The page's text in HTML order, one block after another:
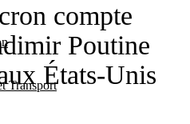
Transport
compte
Poutine
États-Unis